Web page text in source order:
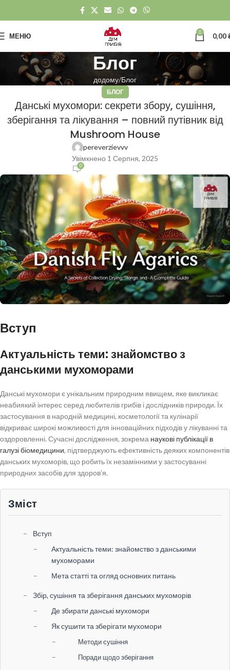
МЕНЮ 0 0,00
Блог
додому Блог
БЛОГ
Данські мухомори: секрети збору, сушіння,
зберігання та лікування – повний путівник від
Mushroom House
pereverzievvv
Увімкнено 1 Серпня, 2025
0
Вступ
Актуальність теми: знайомство з
данськими мухоморами
Данські мухомори є унікальним природним явищем, яке викликає
неабиякий інтерес серед любителів грибів і дослідників природи. Їх
застосування в народній медицині, косметології та кулінарії
відкриває широкі можливості для інноваційних підходів у лікуванні та
оздоровленні. Сучасні дослідження, зокрема наукові публікації в
галузі біомедицини, підтверджують ефективність деяких компонентів
данських мухоморів, що робить їх незамінними у застосуванні
природних засобів для здоров’я.
Зміст
Вступ
Актуальність теми: знайомство з данськими
мухоморами
Мета статті та огляд основних питань
Збір, сушіння та зберігання данських мухоморів
Де збирати данські мухомори
Як сушити та зберігати мухомори
Методи сушіння
Поради щодо зберігання